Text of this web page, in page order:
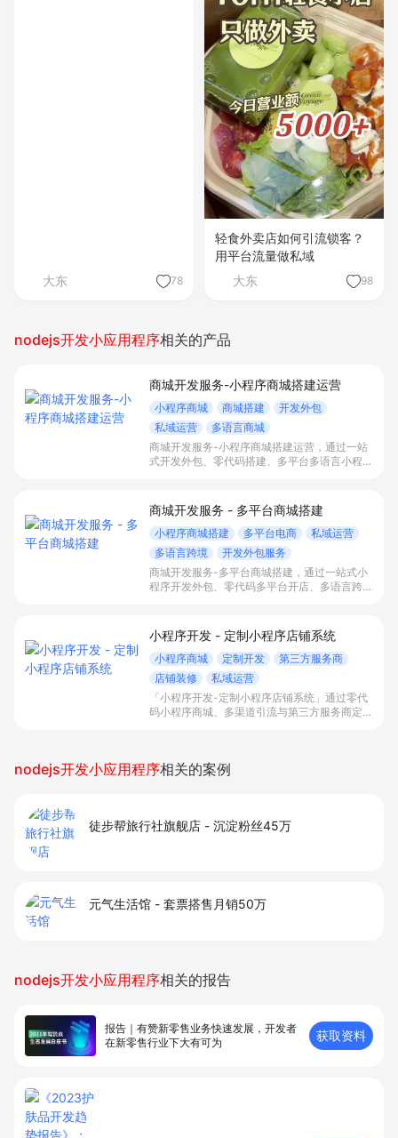
大东 78
轻食外卖店如何引流锁客？
用平台流量做私域
大东
98
nodejs开发小应用程序相关的产品
商城开发服务-小程序商城搭建运营
小程序商城 商城搭建
开发外包
私域运营
多语言商城
商城开发服务-小程序商城搭建运营，通过一站
式开发外包、零代码搭建、多平台多语言小程序
实现低成本获客、提升复购与业绩增长。
商城开发服务 - 多平台商城搭建
小程序商城搭建 多平台电商
私域运营
多语言跨境
开发外包服务
商城开发服务-多平台商城搭建，通过一站式小
程序开发外包、零代码多平台开店、多语言跨境
道流量并提升复购和销售。
小程序开发 - 定制小程序店铺系统
小程序商城 定制开发
第三方服务商
店铺装修
私域运营
「小程序开发-定制小程序店铺系统」通过零代
码小程序商城、多渠道引流与第三方服务商定制
增长。
nodejs开发小应用程序相关的案例
徒步帮旅行社旗舰店 - 沉淀粉丝45万
元气生活馆 - 套票搭售月销50万
nodejs开发小应用程序相关的报告
报告｜有赞新零售业务快速发展，开发者
在新零售⾏业下⼤有可为
获取资料